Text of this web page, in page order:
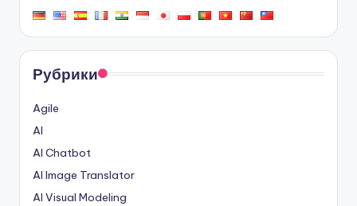
Рубрики
Agile
AI
AI Chatbot
AI Image Translator
AI Visual Modeling